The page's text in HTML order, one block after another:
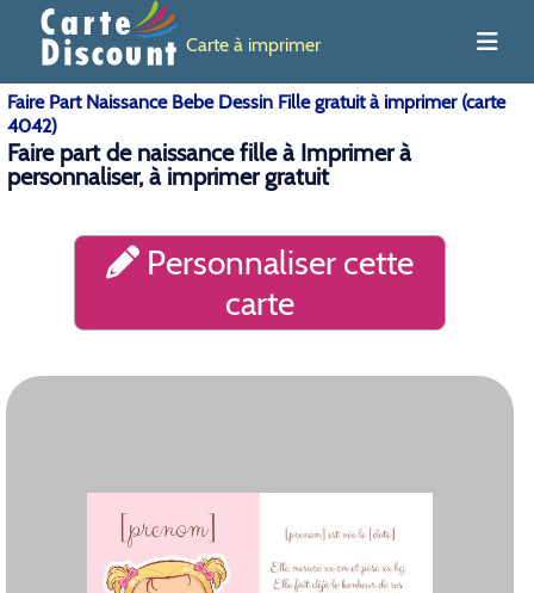
Carte à imprimer
Faire Part Naissance Bebe Dessin Fille gratuit à imprimer (carte
4042)
Faire part de naissance fille à Imprimer à
personnaliser, à imprimer gratuit
Personnaliser cette
carte